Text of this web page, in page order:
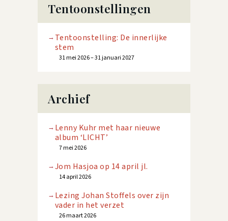
Tentoonstellingen
Tentoonstelling: De innerlijke
stem
31 mei 2026 – 31 januari 2027
Archief
Lenny Kuhr met haar nieuwe
album ‘LICHT’
7 mei 2026
Jom Hasjoa op 14 april jl.
14 april 2026
Lezing Johan Stoffels over zijn
vader in het verzet
26 maart 2026